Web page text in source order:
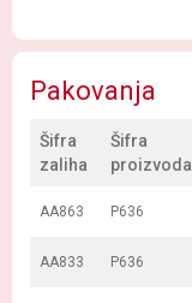
Pakovanja
Šifra
zaliha
Šifra
proizvoda
AA863 P636
AA833 P636